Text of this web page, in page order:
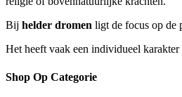
Bij helder dromen ligt de focus op de
Het heeft vaak een individueel
Shop Op Categorie